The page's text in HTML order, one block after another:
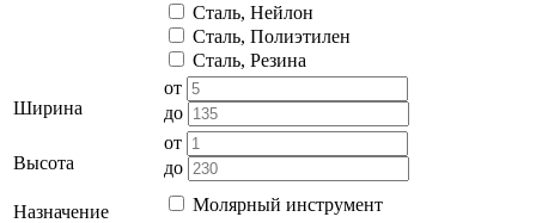
Сталь, Нейлон
Сталь, Полиэтилен
Сталь, Резина
Ширина
от
до
Высота
от
до
Назначение Молярный инструмент